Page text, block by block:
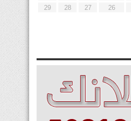
26
27
28
29